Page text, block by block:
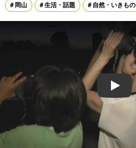
岡山
生活・話題 自然・いきもの
Play